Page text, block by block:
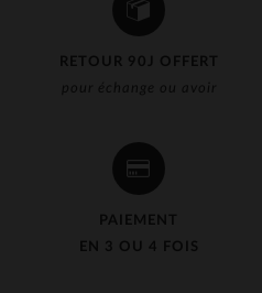
RETOUR 90J OFFERT
pour échange ou avoir
PAIEMENT
EN 3 OU 4 FOIS